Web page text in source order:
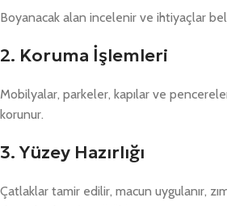
Boyanacak alan incelenir ve ihtiyaçlar
2. Koruma İşlemleri
Mobilyalar, parkeler, kapılar ve
korunur.
3. Yüzey Hazırlığı
Çatlaklar tamir edilir, macun uygulanır,